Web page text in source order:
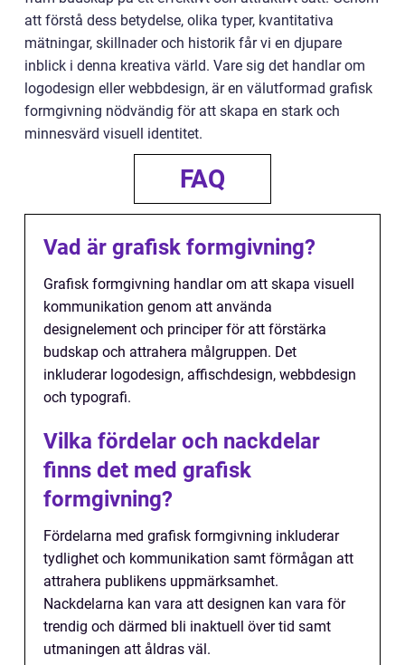
att förstå dess betydelse, olika typer, kvantitativa
mätningar, skillnader och historik får vi en djupare
inblick i denna kreativa värld. Vare sig det handlar om
logodesign eller webbdesign, är en välutformad grafisk
formgivning nödvändig för att skapa en stark och
minnesvärd visuell identitet.
FAQ
Vad är grafisk formgivning?
Grafisk formgivning handlar om att skapa visuell
kommunikation genom att använda
designelement och principer för att förstärka
budskap och attrahera målgruppen. Det
inkluderar logodesign, affischdesign, webbdesign
och typografi.
Vilka fördelar och nackdelar
finns det med grafisk
formgivning?
Fördelarna med grafisk formgivning inkluderar
tydlighet och kommunikation samt förmågan att
attrahera publikens uppmärksamhet.
Nackdelarna kan vara att designen kan vara för
trendig och därmed bli inaktuell över tid samt
utmaningen att åldras väl.